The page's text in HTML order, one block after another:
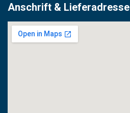
Anschrift & Lieferadresse